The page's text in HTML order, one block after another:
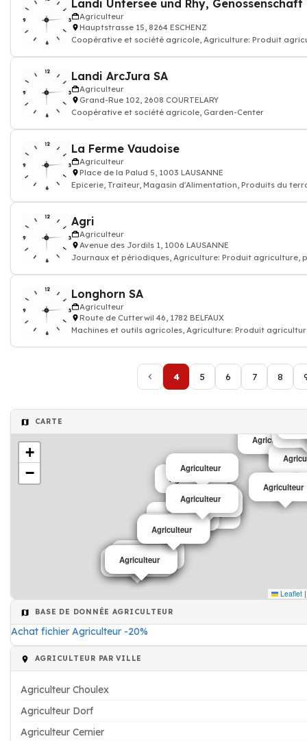
Landi Untersee und Rhy, Genossenschaft
Agriculteur
Hauptstrasse 15, 8264 ESCHENZ
Coopérative et société agricole, Agriculture: Produit
Landi ArcJura SA
Agriculteur
Grand-Rue 102, 2608 COURTELARY
Coopérative et société agricole, Garden-Center
La Ferme Vaudoise
Agriculteur
Place de la Palud 5, 1003 LAUSANNE
Epicerie, Traiteur, Magasin d'Alimentation, Produits du
Agri
Agriculteur
Avenue des Jordils 1, 1006 LAUSANNE
Journaux et périodiques, Agriculture: Produit agriculture,
Longhorn SA
Agriculteur
Route de Cutterwil 46, 1782 BELFAUX
Machines et outils agricoles, Agriculture: Produit
4 5 6 7 8
CARTE
Agriculteur
Agriculteur
Agriculteur
Agriculteur
Agriculteur
Agriculteur
Agriculteur
Agriculteur
Agriculteur
Agriculteur
Agriculteur
Agriculteur
Agriculteur
Agriculteur
Agriculteur
+
−
Leaflet |
BASE DE DONNÉE AGRICULTEUR
Achat fichier Agriculteur -20%
AGRICULTEUR PAR VILLE
Agriculteur Choulex
Agriculteur Dorf
Agriculteur Cernier